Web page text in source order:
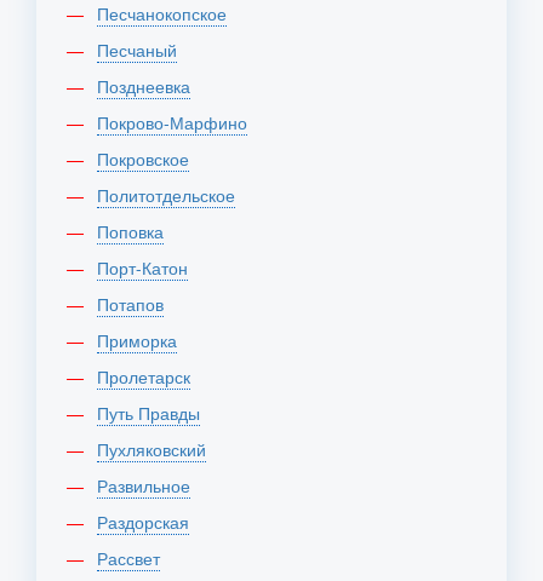
Песчанокопское
Песчаный
Позднеевка
Покрово-Марфино
Покровское
Политотдельское
Поповка
Порт-Катон
Потапов
Приморка
Пролетарск
Путь Правды
Пухляковский
Развильное
Раздорская
Рассвет